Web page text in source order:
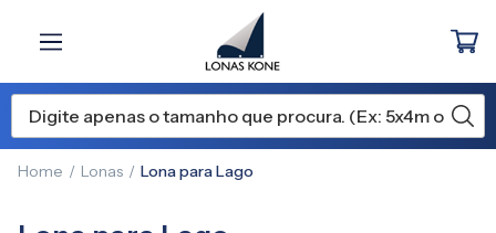
Home Lonas Lona para Lago